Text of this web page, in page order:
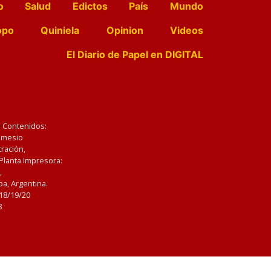
Salud Edictos País
Mundo
Quiniela Opinion
Videos
El Diario de Papel en DIGITAL
Impresora:
Argentina.
19/20